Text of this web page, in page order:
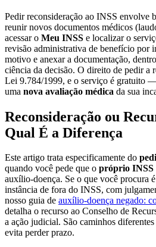
Pedir reconsideração ao INSS envolve
reunir novos documentos médicos
acessar o Meu INSS e localizar o
revisão administrativa de benefício por
motivo e anexar a documentação,
ciência da decisão. O direito de pedir a
Lei 9.784/1999, e o serviço é gratuito
uma nova avaliação médica da sua
Reconsideração ou
Qual É a Diferença
Este artigo trata especificamente do
quando você pede que o próprio INSS
auxílio-doença. Se o que você procura
instância de fora do INSS, com
nosso guia de auxílio-doença negado:
detalha o recurso ao Conselho de
a ação judicial. São caminhos
evita perder prazo.